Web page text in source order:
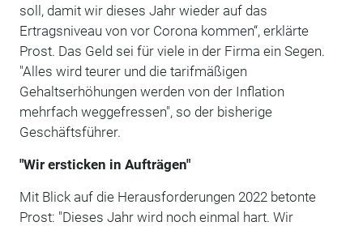
soll, damit wir dieses Jahr wieder auf das
Ertragsniveau von vor Corona kommen“, erklärte
Prost. Das Geld sei für viele in der Firma ein Segen.
"Alles wird teurer und die tarifmäßigen
Gehaltserhöhungen werden von der Inflation
mehrfach weggefressen", so der bisherige
Geschäftsführer.
"Wir ersticken in Aufträgen"
Mit Blick auf die Herausforderungen 2022 betonte
Prost: "Dieses Jahr wird noch einmal hart. Wir